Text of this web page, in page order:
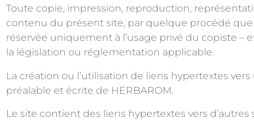
Toute copie, impression, reproduction,
contenu du présent site, par quelque procédé que
réservée uniquement à l’usage privé du copiste –
la législation ou réglementation applicable.
La création ou l’utilisation de liens hypertextes
préalable et écrite de HERBAROM.
Le site contient des liens hypertextes vers